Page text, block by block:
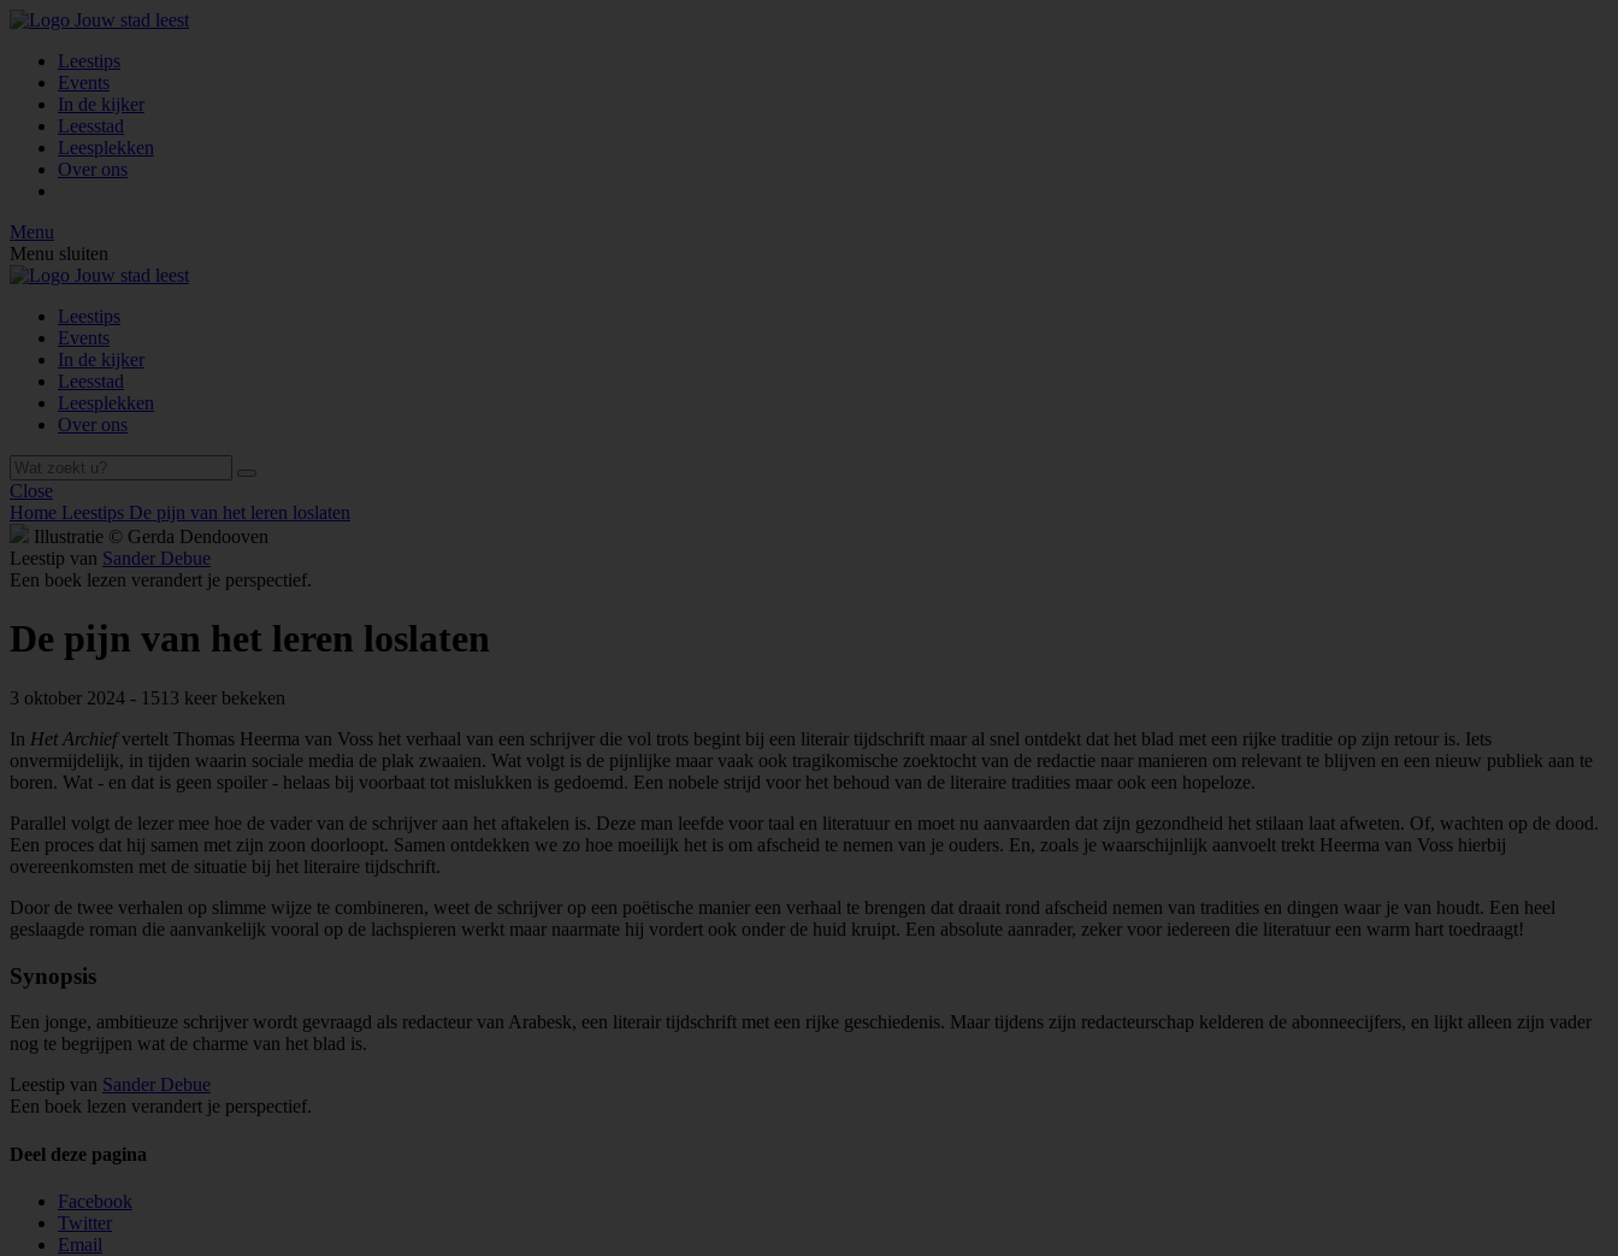
Leestips
Events
In de kijker
Leesstad
Leesplekken
Over ons
Menu
Menu sluiten
Leestips
Events
In de kijker
Leesstad
Leesplekken
Over ons
Close
Home Leestips De pijn van het leren loslaten
Illustratie © Gerda Dendooven
Leestip van Sander Debue
Een boek lezen verandert je perspectief.
De pijn van het leren loslaten
3 oktober 2024 - 1513 keer bekeken
In Het Archiefvertelt Thomas Heerma van Voss het verhaal van een schrijver die vol trots begint bij een literair tijdschrift maar al snel ontdekt dat het blad met een rijke traditie op zijn retour is. Iets
onvermijdelijk, in tijden waarin sociale media de plak zwaaien. Wat volgt is de pijnlijke maar vaak ook tragikomische zoektocht van de redactie naar manieren om relevant te blijven en een nieuw publiek aan te
boren. Wat - en dat is geen spoiler - helaas bij voorbaat tot mislukken is gedoemd. Een nobele strijd voor het behoud van de literaire tradities maar ook een hopeloze.
Parallel volgt de lezer mee hoe de vader van de schrijver aan het aftakelen is. Deze man leefde voor taal en literatuur en moet nu aanvaarden dat zijn gezondheid het stilaan laat afweten. Of, wachten op de dood.
Een proces dat hij samen met zijn zoon doorloopt. Samen ontdekken we zo hoe moeilijk het is om afscheid te nemen van je ouders. En, zoals je waarschijnlijk aanvoelt trekt Heerma van Voss hierbij
overeenkomsten met de situatie bij het literaire tijdschrift.
Door de twee verhalen op slimme wijze te combineren, weet de schrijver op een poëtische manier een verhaal te brengen dat draait rond afscheid nemen van tradities en dingen waar je van houdt. Een heel
geslaagde roman die aanvankelijk vooral op de lachspieren werkt maar naarmate hij vordert ook onder de huid kruipt. Een absolute aanrader, zeker voor iedereen die literatuur een warm hart toedraagt!
Synopsis
Een jonge, ambitieuze schrijver wordt gevraagd als redacteur van Arabesk, een literair tijdschrift met een rijke geschiedenis. Maar tijdens zijn redacteurschap kelderen de abonneecijfers, en lijkt alleen zijn vader
nog te begrijpen wat de charme van het blad is.
Leestip van Sander Debue
Een boek lezen verandert je perspectief.
Deel deze pagina
Facebook
Twitter
Email